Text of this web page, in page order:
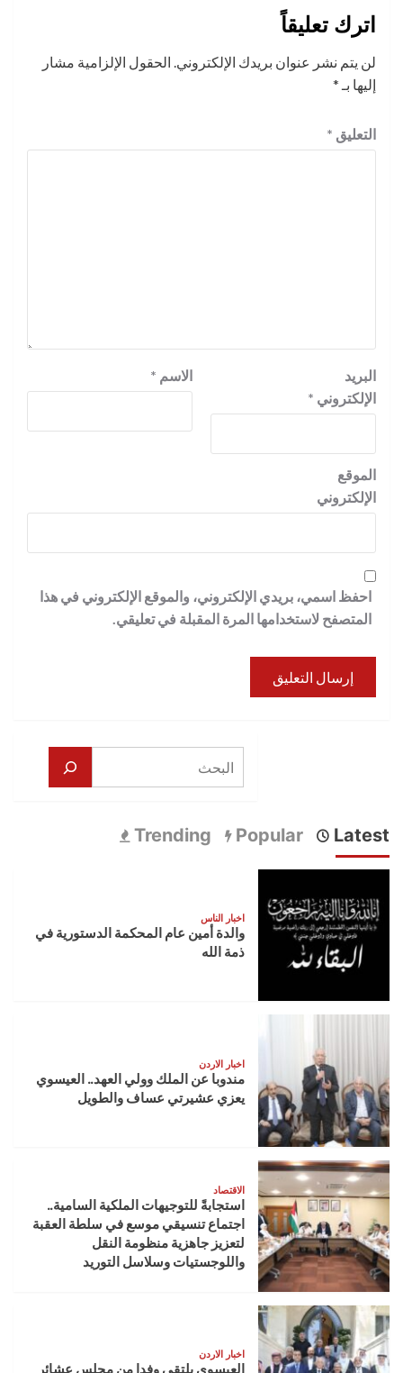
اترك تعليقاً
لن يتم نشر عنوان بريدك الإلكتروني. الحقول الإلزامية مشار
إليها بـ *
التعليق *
الاسم *
البريد
الإلكتروني *
الموقع
الإلكتروني
احفظ اسمي، بريدي الإلكتروني، والموقع الإلكتروني في هذا
المتصفح لاستخدامها المرة المقبلة في تعليقي.
البحث
Latest
Popular
Trending
اخبار الناس
والدة أمين عام المحكمة الدستورية في
ذمة الله
اخبار الاردن
مندوبا عن الملك وولي العهد.. العيسوي
يعزي عشيرتي عساف والطويل
الاقتصاد
استجابةً للتوجيهات الملكية السامية..
اجتماع تنسيقي موسع في سلطة العقبة
لتعزيز جاهزية منظومة النقل
واللوجستيات وسلاسل التوريد
اخبار الاردن
العيسوي يلتقي وفدا من مجلس عشائر